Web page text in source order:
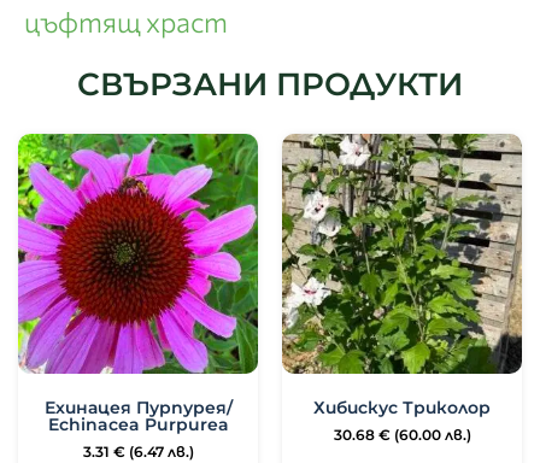
цъфтящ храст
СВЪРЗАНИ ПРОДУКТИ
Ехинацея Пурпурея/
Echinacea Purpurea
3.31 € (6.47 лв.)
Хибискус Триколор
30.68 € (60.00 лв.)